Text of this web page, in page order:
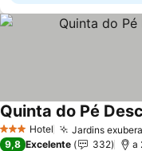
3 EstrelasHotel Jardins
Quinta do Pé
9,8 Excelente 332 a